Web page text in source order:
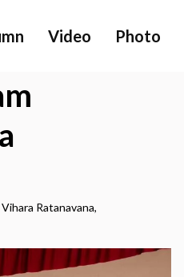
Video Photo
Ratanavana,